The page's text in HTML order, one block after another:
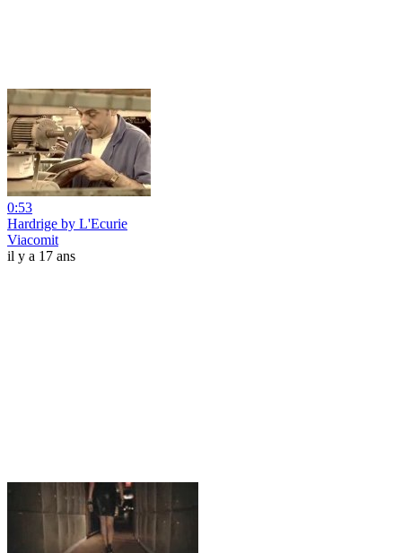
0:53
Hardrige by L'Ecurie
Viacomit
il y a 17 ans